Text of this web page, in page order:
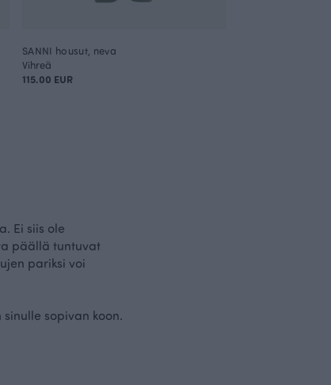
SANNI housut, neva
Vihreä
115.00 EUR
Ei siis ole
päällä tuntuvat
pariksi voi
sopivan koon.